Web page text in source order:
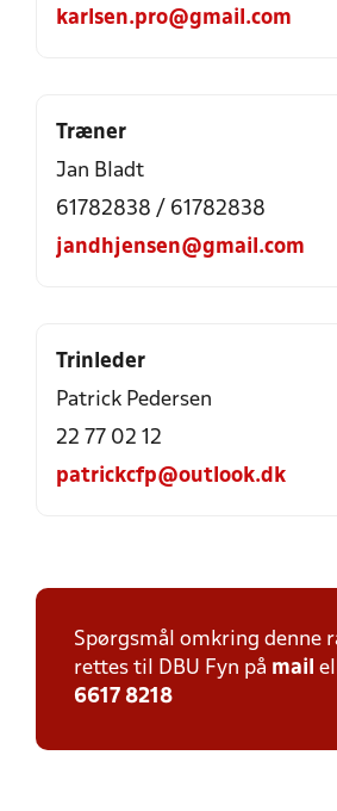
karlsen.pro@gmail.com
Træner
Jan Bladt
61782838 / 61782838
jandhjensen@gmail.com
Trinleder
Patrick Pedersen
22 77 02 12
patrickcfp@outlook.dk
Spørgsmål omkring denne
rettes til DBU Fyn på mail
6617 8218